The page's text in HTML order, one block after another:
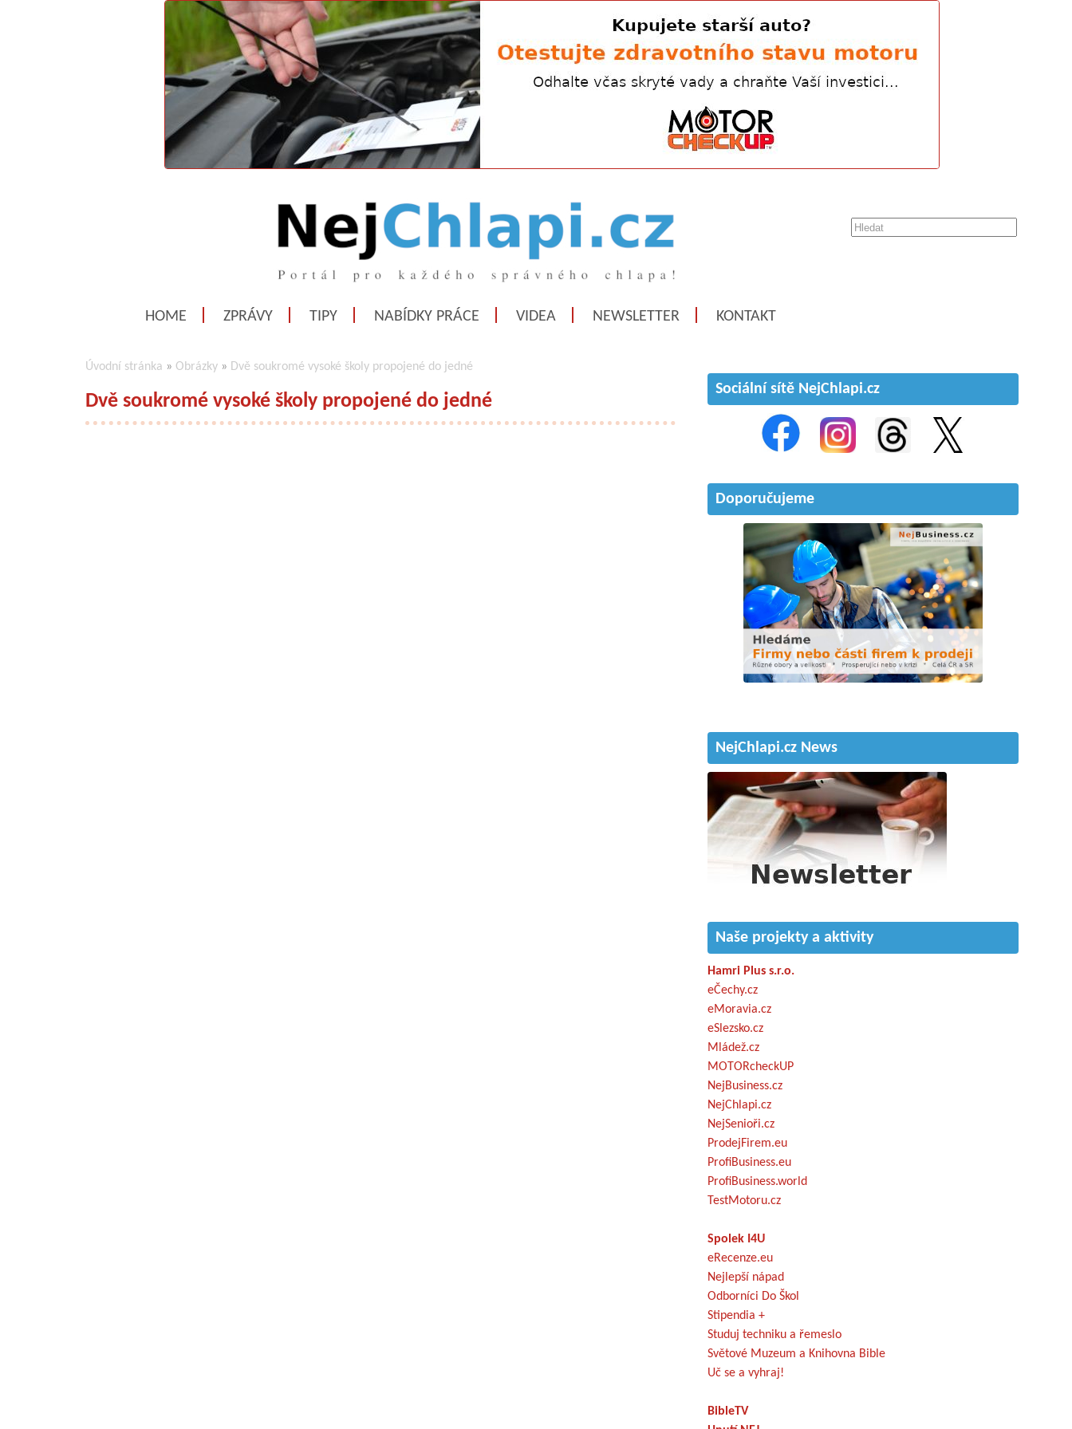
HOME ZPRÁVY TIPY NABÍDKY PRÁCE VIDEA NEWSLETTER KONTAKT
Úvodní stránka » Obrázky » Dvě soukromé vysoké školy propojené do jedné
Dvě soukromé vysoké školy propojené do jedné
Sociální sítě NejChlapi.cz
Doporučujeme
NejChlapi.cz News
Naše projekty a aktivity
Hamri Plus s.r.o.
eČechy.cz
eMoravia.cz
eSlezsko.cz
Mládež.cz
MOTORcheckUP
NejBusiness.cz
NejChlapi.cz
NejSenioři.cz
ProdejFirem.eu
ProfiBusiness.eu
ProfiBusiness.world
TestMotoru.cz
Spolek I4U
eRecenze.eu
Nejlepší nápad
Odborníci Do Škol
Stipendia +
Studuj techniku a řemeslo
Světové Muzeum a Knihovna Bible
Uč se a vyhraj!
BibleTV